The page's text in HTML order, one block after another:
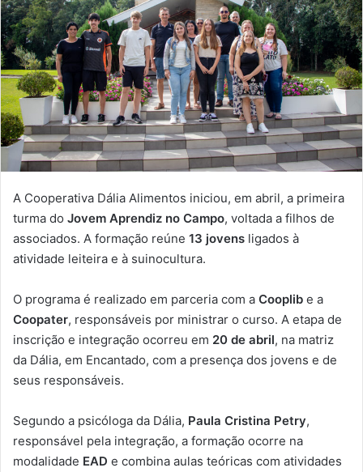
A Cooperativa Dália Alimentos iniciou, em abril, a primeira
turma do Jovem Aprendiz no Campo, voltada a filhos de
associados. A formação reúne 13 jovens ligados à
atividade leiteira e à suinocultura.
O programa é realizado em parceria com a Cooplib e a
Coopater, responsáveis por ministrar o curso. A etapa de
inscrição e integração ocorreu em 20 de abril, na matriz
da Dália, em Encantado, com a presença dos jovens e de
seus responsáveis.
Segundo a psicóloga da Dália, Paula Cristina Petry,
responsável pela integração, a formação ocorre na
modalidade EAD e combina aulas teóricas com atividades